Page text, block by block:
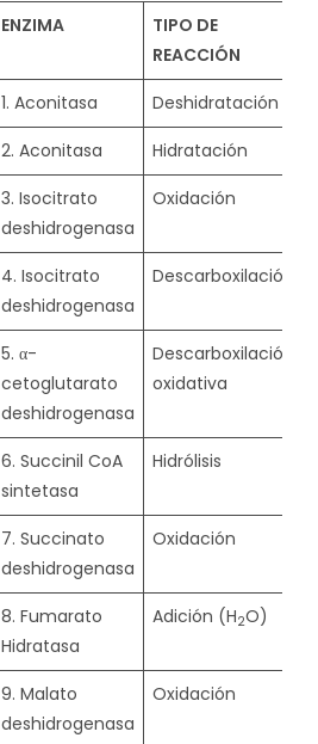
ENZIMA
TIPO DE
REACCIÓN
1. Aconitasa
Deshidratación
2. Aconitasa Hidratación
3. Isocitrato
deshidrogenasa
Oxidación
4. Isocitrato
deshidrogenasa
Descarboxilación
5. α-
cetoglutarato
deshidrogenasa
Descarboxilación
oxidativa
6. Succinil CoA
sintetasa
Hidrólisis
7. Succinato
deshidrogenasa
Oxidación
8. Fumarato
Hidratasa
Adición (H2O)
9. Malato
deshidrogenasa
Oxidación